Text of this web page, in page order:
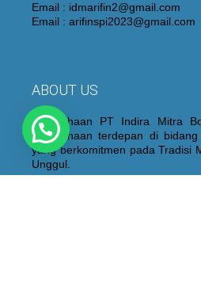
Email : idmarifin2@gmail.com
Email : arifinspi2023@gmail.com
ABOUT US
Perusahaan PT Indira Mitra
Perusahaan terdepan di
yang berkomitmen pada Tradisi
Unggul.